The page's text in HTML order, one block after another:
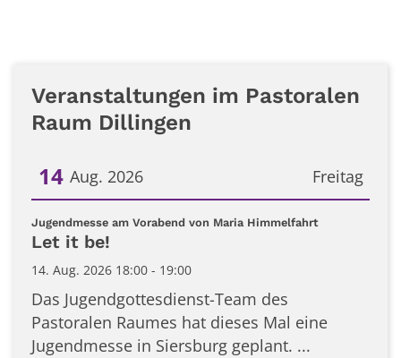
Veranstaltungen im Pastoralen
Raum Dillingen
Freitag
14 Aug. 2026
Datum: 14. August 2026
Jugendmesse am Vorabend von Maria Himmelfahrt:
Let it be!
14. Aug. 2026 18:00 - 19:00
Das Jugendgottesdienst-Team des
Pastoralen Raumes hat dieses Mal eine
Jugendmesse in Siersburg geplant. ...